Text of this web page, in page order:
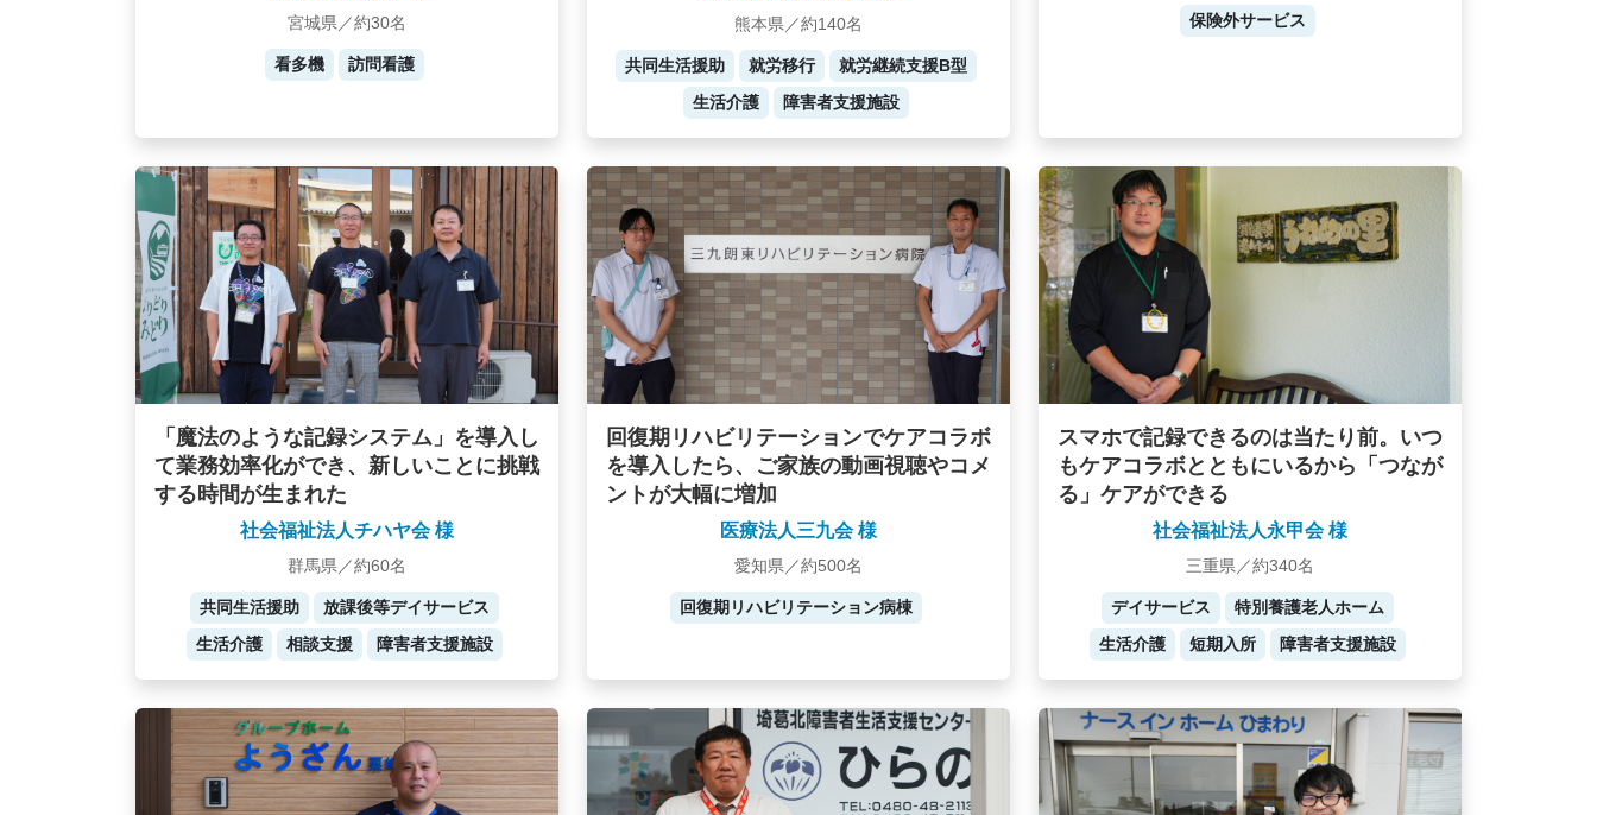
宮城県／約30名
看多機 訪問看護
熊本県／約140名
共同生活援助 就労移行
就労継続支援B型
生活介護
障害者支援施設
保険外サービス
「魔法のような記録システム」を導入し
て業務効率化ができ、新しいことに挑戦
する時間が生まれた
社会福祉法人チハヤ会 様
群馬県／約60名
共同生活援助
放課後等デイサービス
生活介護
相談支援 障害者支援施設
回復期リハビリテーションでケアコラボ
を導入したら、ご家族の動画視聴やコメ
ントが大幅に増加
医療法人三九会 様
愛知県／約500名
回復期リハビリテーション病棟
スマホで記録できるのは当たり前。いつ
もケアコラボとともにいるから「つなが
る」ケアができる
社会福祉法人永甲会 様
三重県／約340名
デイサービス
特別養護老人ホーム
生活介護
短期入所 障害者支援施設